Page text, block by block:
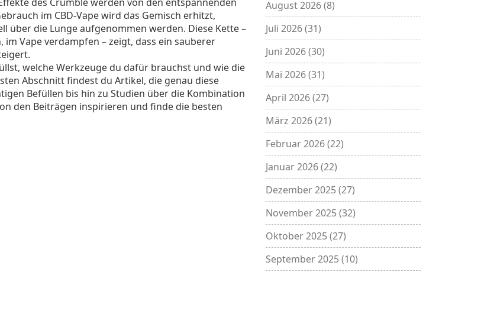
im CBD‑Vapewird das Gemisch erhitzt,
über die Lunge aufgenommen werden. Diese Kette –
Vape verdampfen – zeigt, dass ein sauberer
welche Werkzeuge du dafür brauchst und wie die
Abschnitt findest du Artikel, die genau diese
Befüllen bis hin zu Studien über die Kombination
den Beiträgen inspirieren und finde die besten
August 2026(8)
Juli 2026(31)
Juni 2026(30)
Mai 2026(31)
April 2026(27)
März 2026(21)
Februar 2026(22)
Januar 2026(22)
Dezember 2025(27)
November 2025(32)
Oktober 2025(27)
September 2025(10)